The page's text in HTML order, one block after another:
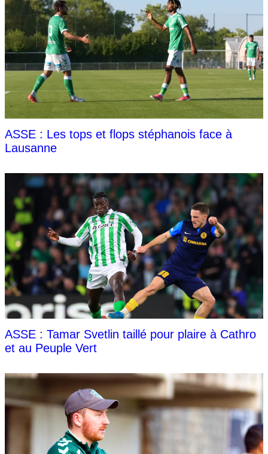
ASSE : Les tops et flops stéphanois face à
Lausanne
ASSE : Tamar Svetlin taillé pour plaire à Cathro
et au Peuple Vert